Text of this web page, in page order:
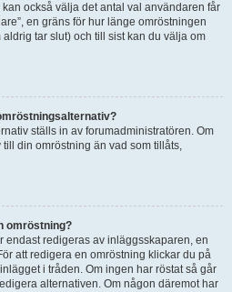
också välja det antal val användaren får
en gräns för hur länge omröstningen
tar slut) och till sist kan du välja om
ställs in av forumadministratören. Om
din omröstning än vad som tillåts,
omröstning?
endast redigeras av inläggsskaparen, en
att redigera en omröstning klickar du på
i tråden. Om ingen har röstat så går
alternativen. Om någon däremot har